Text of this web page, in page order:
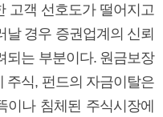
고객 선호도가 떨어지고
날 경우 증권업계의 신뢰
되는 부분이다. 원금보장
주식, 펀드의 자금이탈은
이나 침체된 주식시장에